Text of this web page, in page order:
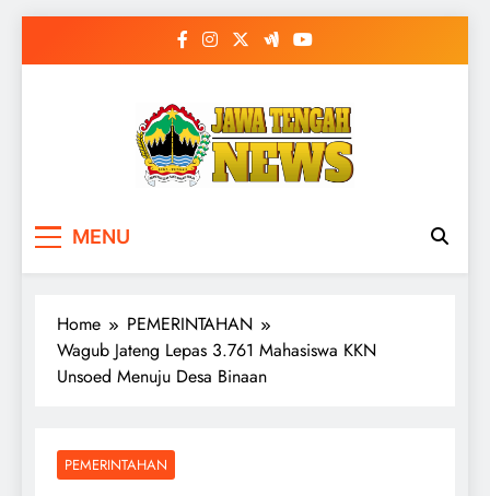
MENU
Home
PEMERINTAHAN
Wagub Jateng Lepas 3.761 Mahasiswa KKN
Unsoed Menuju Desa Binaan
PEMERINTAHAN